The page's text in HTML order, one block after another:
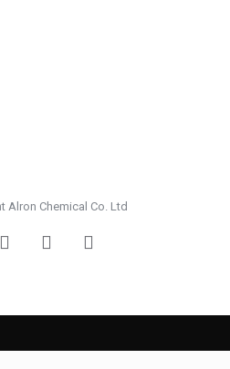
Alron Chemical Co. Ltd